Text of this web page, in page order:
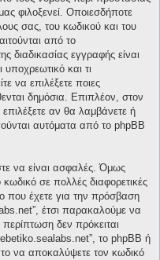
φιλοξενεί. Οποιεσδήποτε
σας, του κωδικού και του
από το
διαδικασίας εγγραφής είναι
και τι
να επιλέξετε ποιες
δημόσια. Επιπλέον, στον
αν θα λαμβάνετε ή
αυτόματα από το phpBB
να είναι ασφαλές. Όμως
κωδικό σε πολλές διαφορετικές
που έχετε για την πρόσβαση
έτσι παρακαλούμε να
δεν πρόκειται
το phpBB ή
το να αποκαλύψετε τον κωδικό